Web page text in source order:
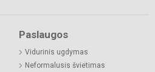
Paslaugos
Vidurinis ugdymas
Neformalusis švietimas